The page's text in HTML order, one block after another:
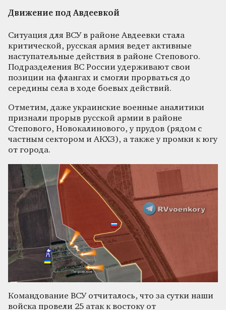
Движение под Авдеевкой
Ситуация для ВСУ в районе Авдеевки стала
критической, русская армия ведет активные
наступательные действия в районе Степового.
Подразделения ВС России удерживают свои
позиции на флангах и смогли прорваться до
середины села в ходе боевых действий.
Отметим, даже украинские военные аналитики
признали прорыв русской армии в районе
Степового, Новокалинового, у прудов (рядом с
частным сектором и АКХЗ), а также у промки к югу
от города.
Командование ВСУ отчиталось, что за сутки наши
войска провели 25 атак к востоку от